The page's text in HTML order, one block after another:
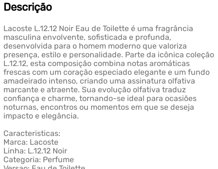
Descrição
Lacoste L.12.12 Noir Eau de Toilette é uma fragrância
masculina envolvente, sofisticada e profunda,
desenvolvida para o homem moderno que valoriza
presença, estilo e personalidade. Parte da icônica coleção
L.12.12, esta composição combina notas aromáticas
frescas com um coração especiado elegante e um fundo
amadeirado intenso, criando uma assinatura olfativa
marcante e atraente. Sua evolução olfativa traduz
confiança e charme, tornando-se ideal para ocasiões
noturnas, encontros ou momentos em que se deseja
impacto e elegância.
Caracteristicas:
Marca: Lacoste
Linha: L.12.12 Noir
Categoria: Perfume